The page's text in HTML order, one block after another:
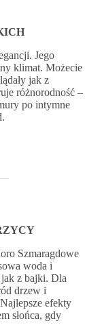
Jego
klimat. Możecie
jak z
różnorodność –
po intymne
Szmaragdowe
woda i
jak z bajki. Dla
drzew i
efekty
słońca, gdy